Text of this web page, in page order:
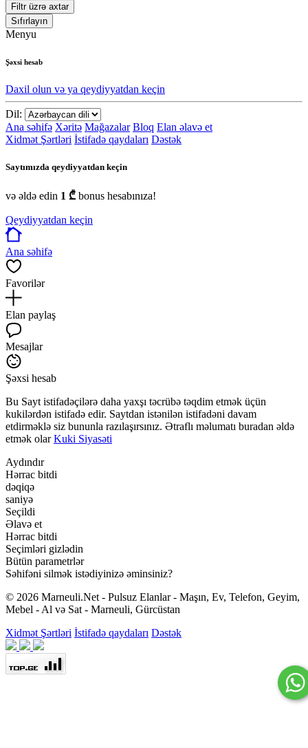
Filtr üzrə axtar
Sıfırlayın
Menyu
Şəxsi hesab
Daxil olun və ya qeydiyyatdan keçin
Dil:
Ana səhifə Xəritə Mağazalar Bloq Elan əlavə et
Xidmət Şərtləri İstifadə qaydaları Dəstək
Saytımızda qeydiyyatdan keçin
və əldə edin 1 ₾ bonus hesabınıza!
Qeydiyyatdan keçin
Ana səhifə
Favorilər
Elan paylaş
Mesajlar
Şəxsi hesab
Bu Sayt istifadəçilərə daha yaxşı təcrübə təqdim etmək üçün
kukilərdən istifadə edir. Saytdan istənilən istifadəni davam
etdirməklə siz bununla razılaşırsınız. Ətraflı məlumatı buradan əldə
etmək olarKuki Siyasəti
Aydındır
Hərrac bitdi
dəqiqə
saniyə
Seçildi
Əlavə et
Hərrac bitdi
Seçimləri gizlədin
Bütün parametrlər
Səhifəni silmək istədiyinizə əminsiniz?
© 2026 Marneuli.Net - Pulsuz Elanlar - Maşın, Ev, Telefon, Geyim,
Mebel - Al və Sat - Marneuli, Gürcüstan
Xidmət Şərtləri İstifadə qaydaları Dəstək